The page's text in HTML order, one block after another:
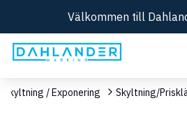
Välkommen till
Skyltning / Exponering Skyltning/